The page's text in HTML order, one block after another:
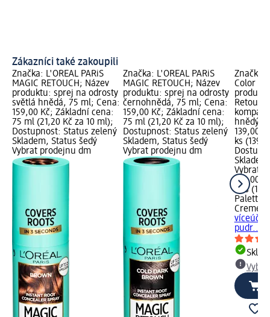
Zákazníci také zakoupili
Značka: L'ORÉAL PARiS
MAGIC RETOUCH; Název
produktu: sprej na odrosty
světlá hnědá, 75 ml; Cena:
159,00 Kč; Základní cena:
75 ml (21,20 Kč za 10 ml);
Dostupnost: Status zelený
Skladem, Status šedý
Vybrat prodejnu dm
Značka: L'ORÉAL PARiS
MAGIC RETOUCH; Název
produktu: sprej na odrosty
černohnědá, 75 ml; Cena:
159,00 Kč; Základní cena:
75 ml (21,20 Kč za 10 ml);
Dostupnost: Status zelený
Skladem, Status šedý
Vybrat prodejnu dm
Značka:
Color
Retouch
hnědý,
139,00
ks
Vybrat
139,00
1 ks
Palette
Creme
pudr...,